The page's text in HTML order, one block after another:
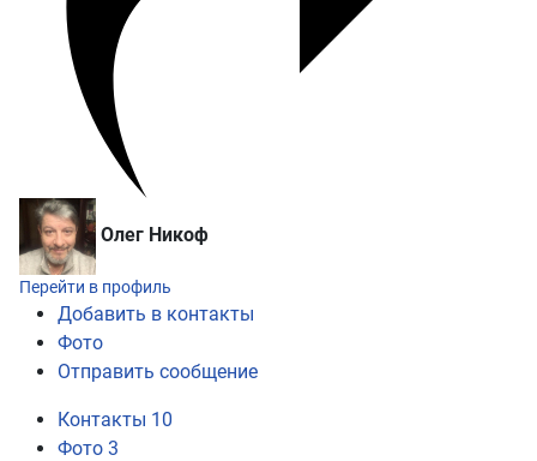
Олег Никоф
Перейти в профиль
Добавить в контакты
Фото
Отправить сообщение
Контакты 10
Фото 3